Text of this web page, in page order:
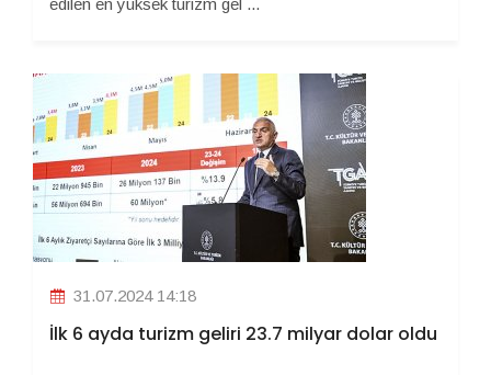
31.07.2024 14:18
İlk 6 ayda turizm geliri 23.7 milyar dolar oldu